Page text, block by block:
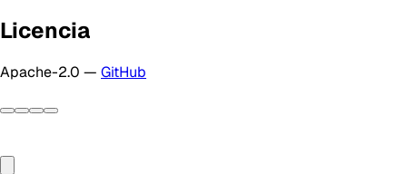
Licencia
Apache-2.0 — GitHub